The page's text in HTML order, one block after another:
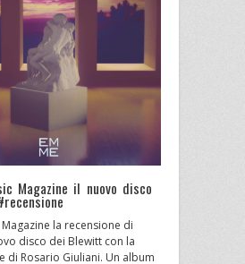
Magazine il nuovo disco
Magazine la recensione di
disco dei Blewitt con la
di Rosario Giuliani. Un album